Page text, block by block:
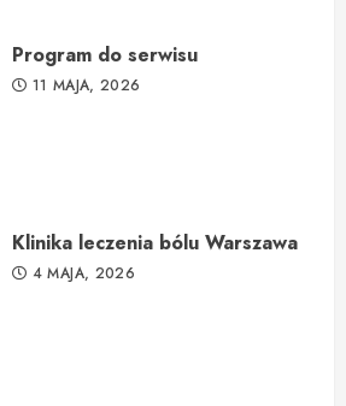
Program do serwisu
11 MAJA, 2026
Klinika leczenia bólu Warszawa
4 MAJA, 2026